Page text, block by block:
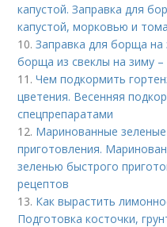
капустой. Заправка для
капустой, морковью и
10.Заправка для борща на
борща из свеклы на зиму
11.Чем подкормить
цветения. Весенняя
спецпрепаратами
12. Маринованные
приготовления.
зеленью быстрого
рецептов
13. Как вырастить
Подготовка косточки,